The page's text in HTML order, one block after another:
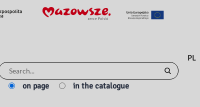
for:
on page in the catalogue
PL